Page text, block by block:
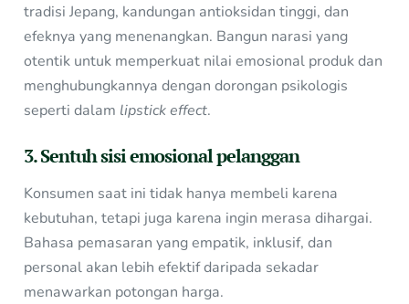
tradisi Jepang, kandungan antioksidan tinggi, dan
efeknya yang menenangkan. Bangun narasi yang
otentik untuk memperkuat nilai emosional produk dan
menghubungkannya dengan dorongan psikologis
seperti dalam lipstick effect.
3. Sentuh sisi emosional pelanggan
Konsumen saat ini tidak hanya membeli karena
kebutuhan, tetapi juga karena ingin merasa dihargai.
Bahasa pemasaran yang empatik, inklusif, dan
personal akan lebih efektif daripada sekadar
menawarkan potongan harga.